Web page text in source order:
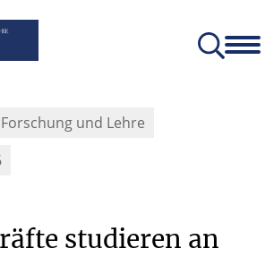
und Lehre
studieren an